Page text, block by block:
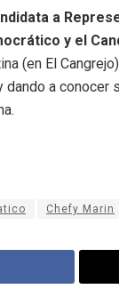
a
y el
(en El
dando a
Chefy Marin